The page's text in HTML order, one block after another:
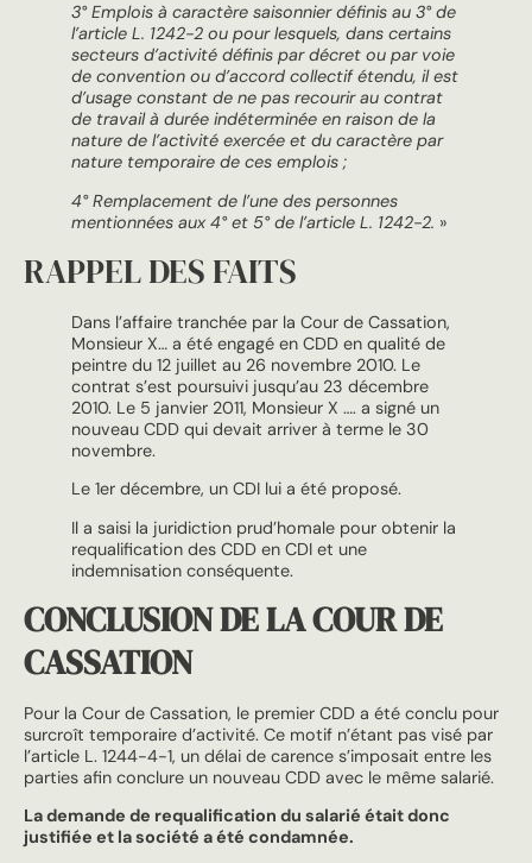
3° Emplois à caractère saisonnier définis au 3° de
l’article L. 1242-2 ou pour lesquels, dans certains
secteurs d’activité définis par décret ou par voie
de convention ou d’accord collectif étendu, il est
d’usage constant de ne pas recourir au contrat
de travail à durée indéterminée en raison de la
nature de l’activité exercée et du caractère par
nature temporaire de ces emplois ;
4° Remplacement de l’une des personnes
mentionnées aux 4° et 5° de l’article L. 1242-2. »
RAPPEL DES FAITS
Dans l’affaire tranchée par la Cour de Cassation,
Monsieur X… a été engagé en CDD en qualité de
peintre du 12 juillet au 26 novembre 2010. Le
contrat s’est poursuivi jusqu’au 23 décembre
2010. Le 5 janvier 2011, Monsieur X …. a signé un
nouveau CDD qui devait arriver à terme le 30
novembre.
Le 1er décembre, un CDI lui a été proposé.
Il a saisi la juridiction prud’homale pour obtenir la
requalification des CDD en CDI et une
indemnisation conséquente.
CONCLUSION DE LA COUR DE
CASSATION
Pour la Cour de Cassation, le premier CDD a été conclu pour
surcroît temporaire d’activité. Ce motif n’étant pas visé par
l’article L. 1244-4-1, un délai de carence s’imposait entre les
parties afin conclure un nouveau CDD avec le même salarié.
La demande de requalification du salarié était donc
justifiée et la société a été condamnée.